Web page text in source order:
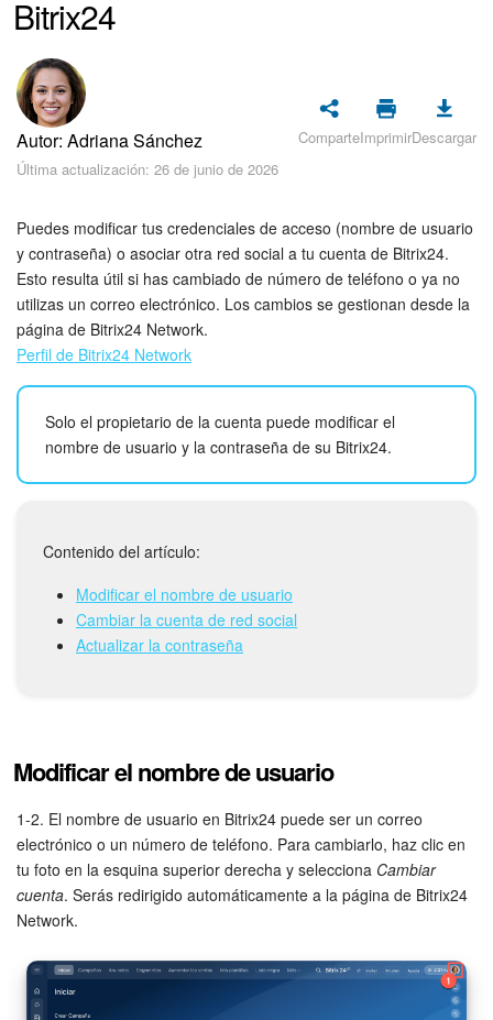
Seguridad
Planes y pagos
Cómo empezar
Feed
Messenger
Collabs
Calendario
Bitrix24 Drive
Webmail
Tareas
Proyectos con IA
CoPilot - IA en Bitrix24
Reserva
Contact center
Sales center
CRM Analytics
BI Builder
Bitrix24
Autor: Adriana Sánchez
Última actualización: 26 de junio de 2026
ComparteImprimirDescargar
Puedes modificar tus credenciales de acceso (nombre de usuario
y contraseña) o asociar otra red social a tu cuenta de Bitrix24.
Esto resulta útil si has cambiado de número de teléfono o ya no
utilizas un correo electrónico. Los cambios se gestionan desde la
página de Bitrix24 Network.
Perfil de Bitrix24 Network
Solo el propietario de la cuenta puede modificar el
nombre de usuario y la contraseña de su Bitrix24.
Contenido del artículo:
Modificar el nombre de usuario
Cambiar la cuenta de red social
Actualizar la contraseña
Modificar el nombre de usuario
1-2. El nombre de usuario en Bitrix24 puede ser un correo
electrónico o un número de teléfono. Para cambiarlo, haz clic en
tu foto en la esquina superior derecha y selecciona Cambiar
cuenta. Serás redirigido automáticamente a la página de Bitrix24
Network.